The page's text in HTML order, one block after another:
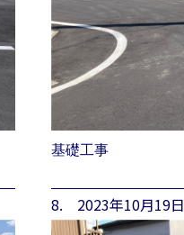
基礎工事
8. 2023年10月19日